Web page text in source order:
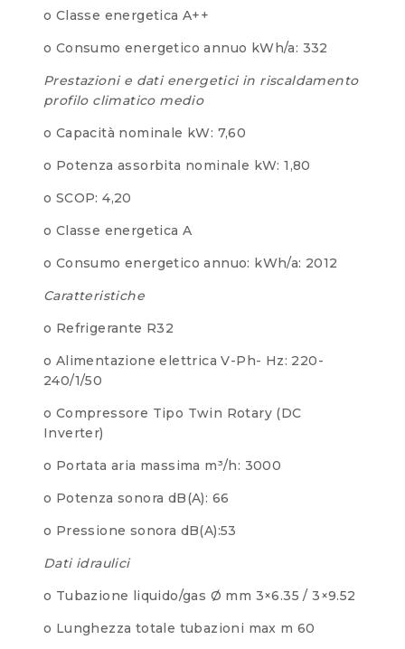
o Classe energetica A++
o Consumo energetico annuo kWh/a: 332
Prestazioni e dati energetici in riscaldamento
profilo climatico medio
o Capacità nominale kW: 7,60
o Potenza assorbita nominale kW: 1,80
o SCOP: 4,20
o Classe energetica A
o Consumo energetico annuo: kWh/a: 2012
Caratteristiche
o Refrigerante R32
o Alimentazione elettrica V-Ph- Hz: 220-
240/1/50
o Compressore Tipo Twin Rotary (DC
Inverter)
o Portata aria massima m³/h: 3000
o Potenza sonora dB(A): 66
o Pressione sonora dB(A):53
Dati idraulici
o Tubazione liquido/gas Ø mm 3×6.35 / 3×9.52
o Lunghezza totale tubazioni max m 60